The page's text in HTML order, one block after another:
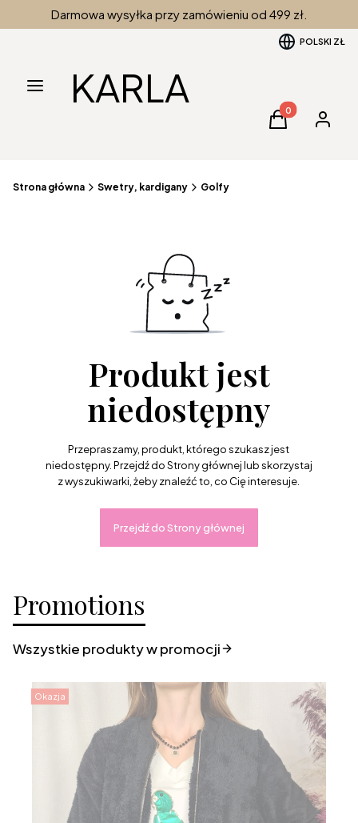
Darmowa wysyłka przy zamówieniu od 499 zł.
POLSKI ZŁ
Menu KARLA
Produkty w
Koszyk Zaloguj
Strona główna Swetry, kardigany Golfy
Produkt jest
niedostępny
Przepraszamy, produkt, którego szukasz jest
niedostępny. Przejdź do Strony głównej lub skorzystaj
z wyszukiwarki, żeby znaleźć to, co Cię interesuje.
Przejdź do Strony głównej
Promotions
Wszystkie produkty w promocji
Okazja